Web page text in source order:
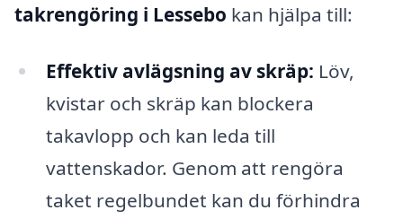
takrengöring i Lessebo kan hjälpa till:
Effektiv avlägsning av skräp: Löv,
kvistar och skräp kan blockera
takavlopp och kan leda till
vattenskador. Genom att rengöra
taket regelbundet kan du förhindra